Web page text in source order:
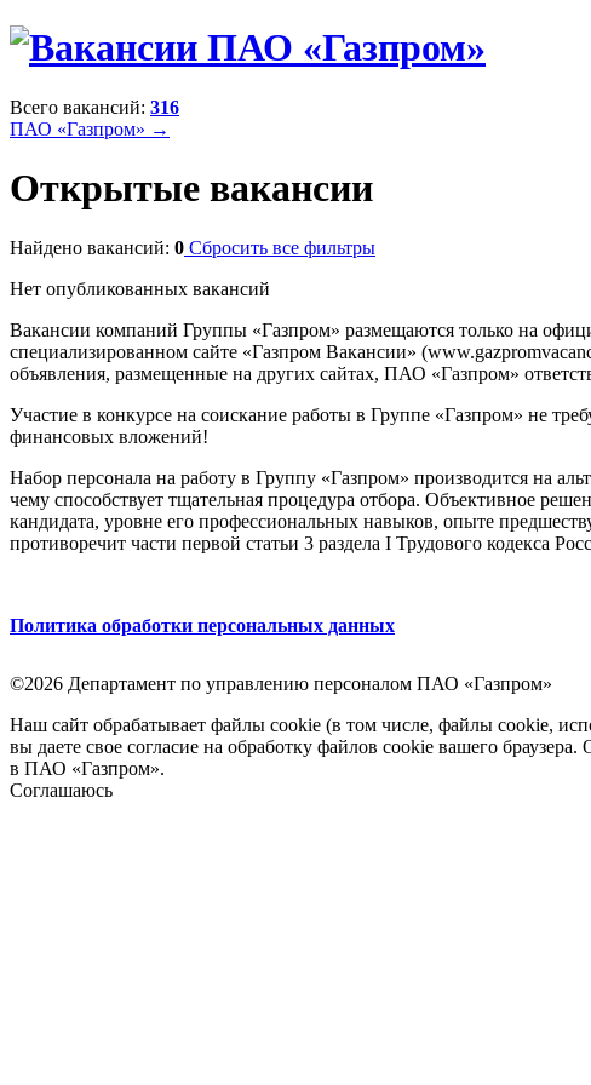
Всего вакансий: 316
ПАО «Газпром» →
Открытые вакансии
Найдено вакансий: 0 Сбросить все фильтры
Нет опубликованных вакансий
Вакансии компаний Группы «Газпром» размещаются только на
специализированном сайте «Газпром Вакансии»
объявления, размещенные на других сайтах, ПАО «Газпром»
Участие в конкурсе на соискание работы в Группе «Газпром» не
финансовых вложений!
Набор персонала на работу в Группу «Газпром» производится на
чему способствует тщательная процедура отбора. Объективное
кандидата, уровне его профессиональных навыков, опыте
противоречит части первой статьи 3 раздела I Трудового кодекса
Политика обработки персональных данных
©2026 Департамент по управлению персоналом ПАО «Газпром»
Наш сайт обрабатывает файлы cookie (в том числе, файлы cookie,
вы даете свое согласие на обработку файлов cookie вашего
в ПАО «Газпром».
Соглашаюсь